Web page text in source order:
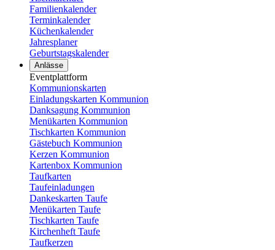
Familienkalender
Terminkalender
Küchenkalender
Jahresplaner
Geburtstagskalender
Anlässe
Eventplattform
Kommunionskarten
Einladungskarten Kommunion
Danksagung Kommunion
Menükarten Kommunion
Tischkarten Kommunion
Gästebuch Kommunion
Kerzen Kommunion
Kartenbox Kommunion
Taufkarten
Taufeinladungen
Dankeskarten Taufe
Menükarten Taufe
Tischkarten Taufe
Kirchenheft Taufe
Taufkerzen